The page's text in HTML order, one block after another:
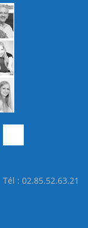
Tél : 02.85.52.63.21